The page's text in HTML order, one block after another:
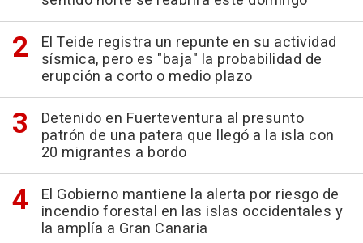
El Teide registra un repunte en su actividad
sísmica, pero es "baja" la probabilidad de
erupción a corto o medio plazo
Detenido en Fuerteventura al presunto
patrón de una patera que llegó a la isla con
20 migrantes a bordo
El Gobierno mantiene la alerta por riesgo de
incendio forestal en las islas occidentales y
la amplía a Gran Canaria